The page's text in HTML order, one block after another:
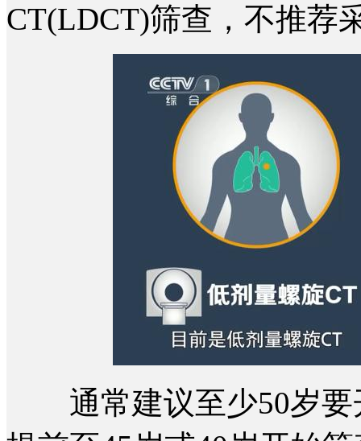
CT(LDCT)筛查，不推荐
通常建议至少50岁要